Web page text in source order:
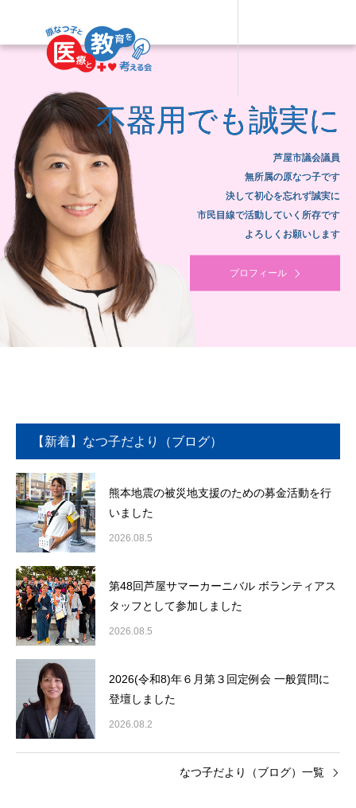
不器用でも誠実に
芦屋市議会議員
無所属の原なつ子です
決して初心を忘れず誠実に
市民目線で活動していく所存です
よろしくお願いします
プロフィール
【新着】なつ子だより（ブログ）
熊本地震の被災地支援のための募金活動を行
いました
2026.08.5
第48回芦屋サマーカーニバル ボランティアス
タッフとして参加しました
2026.08.5
2026(令和8)年６月第３回定例会 一般質問に
登壇しました
2026.08.2
なつ子だより（ブログ）一覧